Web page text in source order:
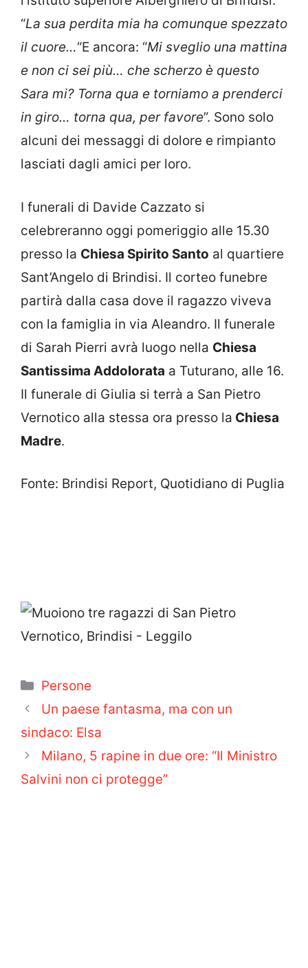
“La sua perdita mia ha comunque spezzato
il cuore…“E ancora: “Mi sveglio una mattina
e non ci sei più… che scherzo è questo
Sara mi? Torna qua e torniamo a prenderci
in giro… torna qua, per favore”. Sono solo
alcuni dei messaggi di dolore e rimpianto
lasciati dagli amici per loro.
I funerali di Davide Cazzato si
celebreranno oggi pomeriggio alle 15.30
presso la Chiesa Spirito Santo al quartiere
Sant’Angelo di Brindisi. Il corteo funebre
partirà dalla casa dove il ragazzo viveva
con la famiglia in via Aleandro. Il funerale
di Sarah Pierri avrà luogo nella Chiesa
Santissima Addolorata a Tuturano, alle 16.
Il funerale di Giulia si terrà a San Pietro
Vernotico alla stessa ora presso la Chiesa
Madre.
Fonte: Brindisi Report, Quotidiano di Puglia
Categorie
Persone
Un paese fantasma, ma con un
sindaco: Elsa
Milano, 5 rapine in due ore: “Il Ministro
Salvini non ci protegge”